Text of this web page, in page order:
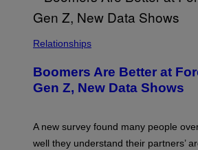
Relationships
Boomers Are Better at
Gen Z, New Data Shows
A new survey found many people
well they understand their partners’